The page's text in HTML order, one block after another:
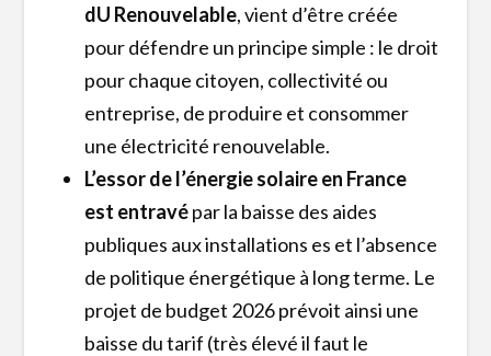
dU Renouvelable, vient d’être créée
pour défendre un principe simple : le droit
pour chaque citoyen, collectivité ou
entreprise, de produire et consommer
une électricité renouvelable.
L’essor de l’énergie solaire en France
est entravépar la baisse des aides
publiques aux installations es et l’absence
de politique énergétique à long terme. Le
projet de budget 2026 prévoit ainsi une
baisse du tarif (très élevé il faut le